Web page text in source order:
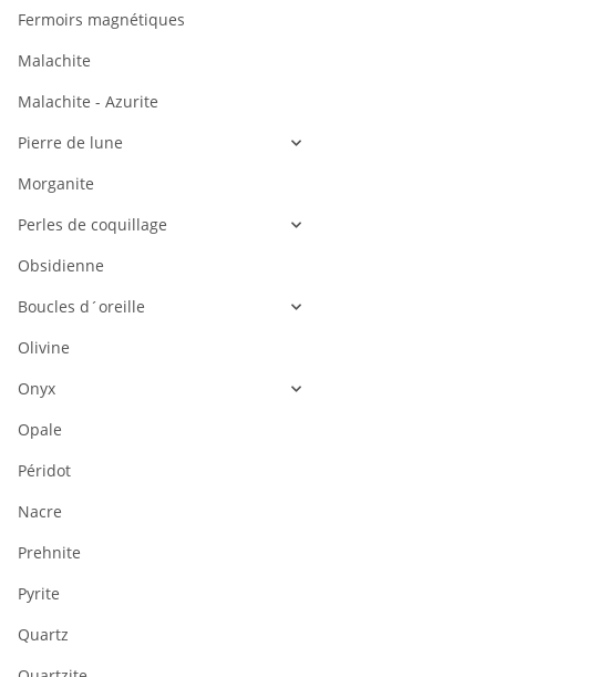
Fermoirs magnétiques
Malachite
Malachite - Azurite
Pierre de lune
Morganite
Perles de coquillage
Obsidienne
Boucles d´oreille
Olivine
Onyx
Opale
Péridot
Nacre
Prehnite
Pyrite
Quartz